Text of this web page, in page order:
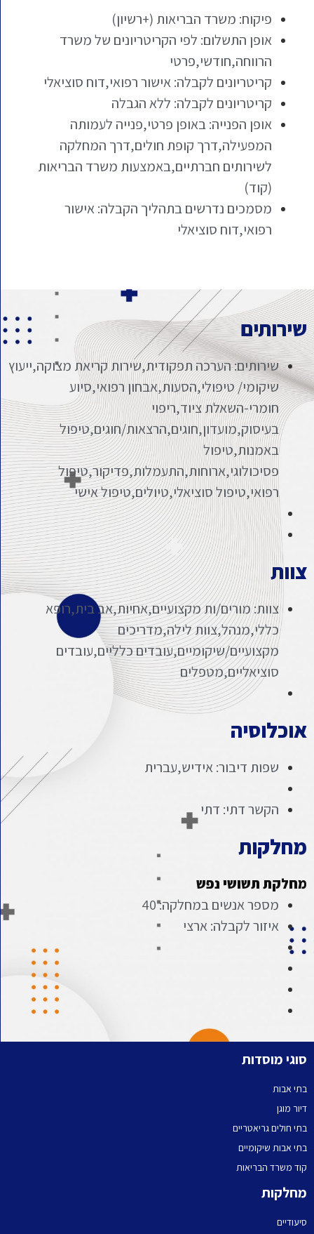
פיקוח: משרד הבריאות (+רשיון)
אופן התשלום: לפי הקריטריונים של משרד
הרווחה,חודשי,פרטי
קריטריונים לקבלה: אישור רפואי,דוח סוציאלי
קריטריונים לקבלה: ללא הגבלה
אופן הפנייה: באופן פרטי,פנייה לעמותה
המפעילה,דרך קופת חולים,דרך המחלקה
לשירותים חברתיים,באמצעות משרד הבריאות
(קוד)
מסמכים נדרשים בתהליך הקבלה: אישור
רפואי,דוח סוציאלי
שירותים
שירותים: הערכה תפקודית,שירות קריאת מצוקה,ייעוץ
שיקומי/ טיפולי,הסעות,אבחון רפואי,סיוע
חומרי-השאלת ציוד,ריפוי
בעיסוק,מועדון,חוגים,הרצאות/חוגים,טיפול
באמנות,טיפול
פסיכולוגי,ארוחות,התעמלות,פדיקור,טיפול
רפואי,טיפול סוציאלי,טיולים,טיפול אישי
צוות
צוות: מורים/ות מקצועיים,אחיות,אב בית,רופא
כללי,מנהל,צוות לילה,מדריכים
מקצועיים/שיקומיים,עובדים כלליים,עובדים
סוציאליים,מטפלים
אוכלוסיה
שפות דיבור: אידיש,עברית
הקשר דתי: דתי
מחלקות
מחלקת תשושי נפש
מספר אנשים במחלקה: 40
איזור לקבלה: ארצי
סוגי מוסדות
בתי אבות
דיור מוגן
בתי חולים גריאטריים
בתי אבות שיקומיים
קוד משרד הבריאות
מחלקות
סיעודיים